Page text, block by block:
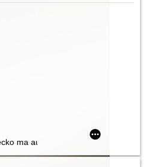
a teoria umysłu
ma autyzm? : jak rozpoznać